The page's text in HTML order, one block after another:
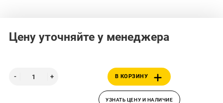
Цену уточняйте у менеджера
В КОРЗИНУ
УЗНАТЬ ЦЕНУ И НАЛИЧИЕ